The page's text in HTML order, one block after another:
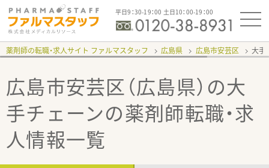
平日9：30-19：00 土日10：00-19：00
薬剤師の転職・求人サイト ファルマスタッフ 広島県 広島市安芸区 大手
広島市安芸区（広島県）の大
手チェーンの薬剤師転職・求
人情報一覧